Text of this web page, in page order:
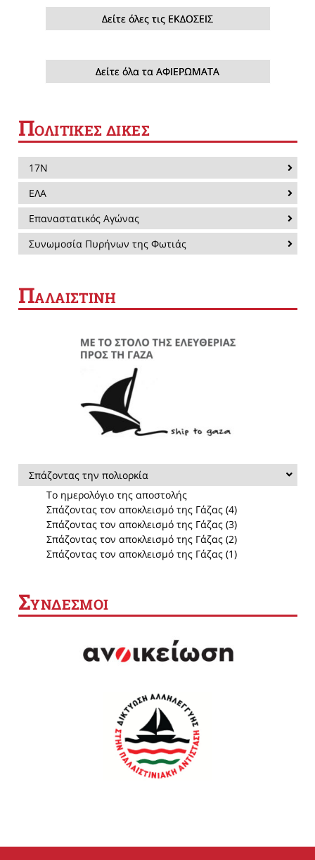
Δείτε όλες τις ΕΚΔΟΣΕΙΣ
Δείτε όλα τα ΑΦΙΕΡΩΜΑΤΑ
ΠΟΛΙΤΙΚΕΣ ΔΙΚΕΣ
17Ν
ΕΛΑ
Επαναστατικός Αγώνας
Συνωμοσία Πυρήνων της Φωτιάς
ΠΑΛΑΙΣΤΙΝΗ
Σπάζοντας την πολιορκία
Το ημερολόγιο της αποστολής
Σπάζοντας τον αποκλεισμό της Γάζας (4)
Σπάζοντας τον αποκλεισμό της Γάζας (3)
Σπάζοντας τον αποκλεισμό της Γάζας (2)
Σπάζοντας τον αποκλεισμό της Γάζας (1)
ΣΥΝΔΕΣΜΟΙ